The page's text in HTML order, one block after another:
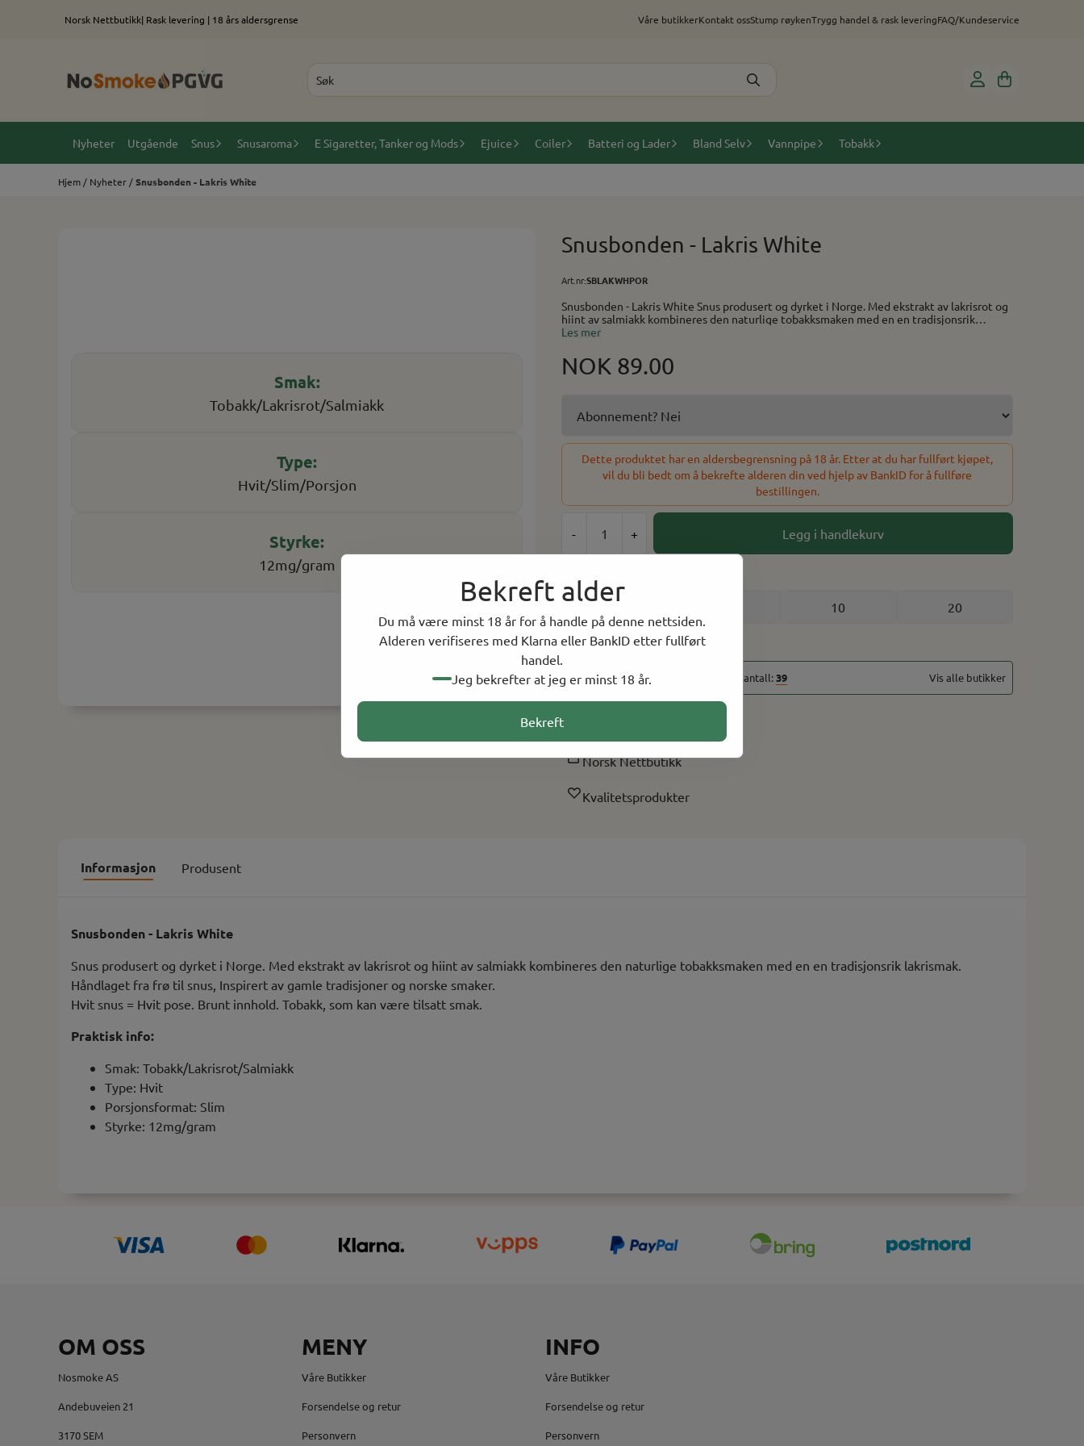
Bekreft alder
Du må være minst 18 år for å handle på denne nettsiden.
Alderen verifiseres med Klarna eller BankID etter fullført
handel.
Jeg bekrefter at jeg er minst 18 år.
Bekreft
Hopp til innholdNorsk Nettbutikk| Rask levering | 18 års aldersgrense Våre butikkerKontakt ossStump røykenTrygg handel & rask leveringFAQ/Kundeservice
Nyheter Utgående Snus Snusaroma E Sigaretter, Tanker og Mods Ejuice Coiler Batteri og Lader Bland Selv Vannpipe Tobakk
Hjem / Nyheter /Snusbonden - Lakris White
Tobakk/Lakrisrot/Salmiakk
Hvit/Slim/Porsjon
12mg/gram
Snusbonden - Lakris White
Art.nr:SBLAKWHPOR
Snusbonden - Lakris White Snus produsert og dyrket i Norge. Med ekstrakt av lakrisrot og
hiint av salmiakk kombineres den naturlige tobakksmaken med en en tradisjonsrik
lakrismak. Håndlaget fra frø til snus, Inspirert av gamle tradisjoner og norske smaker. Hvit
Les mer
NOK 89.00
Dette produktet har en aldersbegrensning på 18 år. Etter at du har fullført kjøpet,
vil du bli bedt om å bekrefte alderen din ved hjelp av BankID for å fullføre
bestillingen.
- + Legg i handlekurv
1 10 20
29 På lager
På lager i butikker, totalt antall:39 Vis alle butikker
Norsk Nettbutikk
Kvalitetsprodukter
Informasjon Produsent
Snusbonden - Lakris White
Snus produsert og dyrket i Norge. Med ekstrakt av lakrisrot og hiint av salmiakk kombineres den naturlige tobakksmaken med en en tradisjonsrik lakrismak.
Håndlaget fra frø til snus, Inspirert av gamle tradisjoner og norske smaker.
Hvit snus = Hvit pose. Brunt innhold. Tobakk, som kan være tilsatt smak.
Praktisk info:
Smak: Tobakk/Lakrisrot/Salmiakk
Type: Hvit
Porsjonsformat: Slim
Styrke: 12mg/gram
OM OSS
Nosmoke AS
Andebuveien 21
3170 SEM
MENY
Våre Butikker
Forsendelse og retur
Personvern
INFO
Våre Butikker
Forsendelse og retur
Personvern